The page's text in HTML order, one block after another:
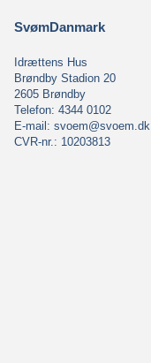
SvømDanmark
Idrættens Hus
Brøndby Stadion 20
2605 Brøndby
Telefon: 4344 0102
E-mail: svoem@svoem.dk
CVR-nr.: 10203813